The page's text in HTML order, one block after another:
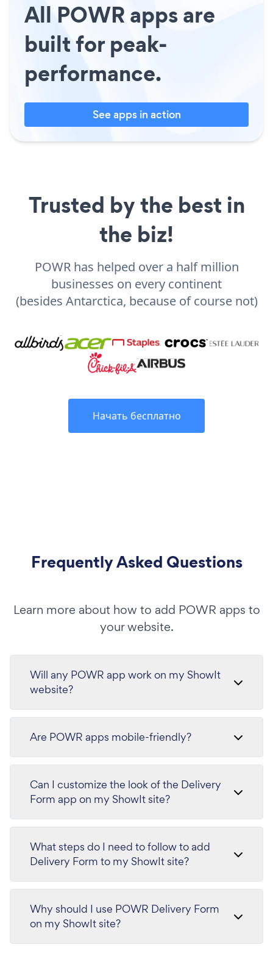
All POWR apps are
built for peak-
performance.
See apps in action
Trusted by the best in
the biz!
POWR has helped over a half million
businesses on every continent
(besides Antarctica, because of course not)
Начать бесплатно
Frequently Asked Questions
Learn more about how to add POWR apps to
your website.
Will any POWR app work on my ShowIt
website?
Are POWR apps mobile-friendly?
Can I customize the look of the Delivery
Form app on my ShowIt site?
What steps do I need to follow to add
Delivery Form to my ShowIt site?
Why should I use POWR Delivery Form
on my ShowIt site?